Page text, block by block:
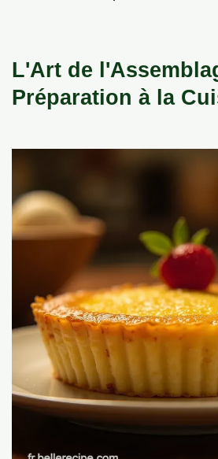
L'Art de
Préparation à la